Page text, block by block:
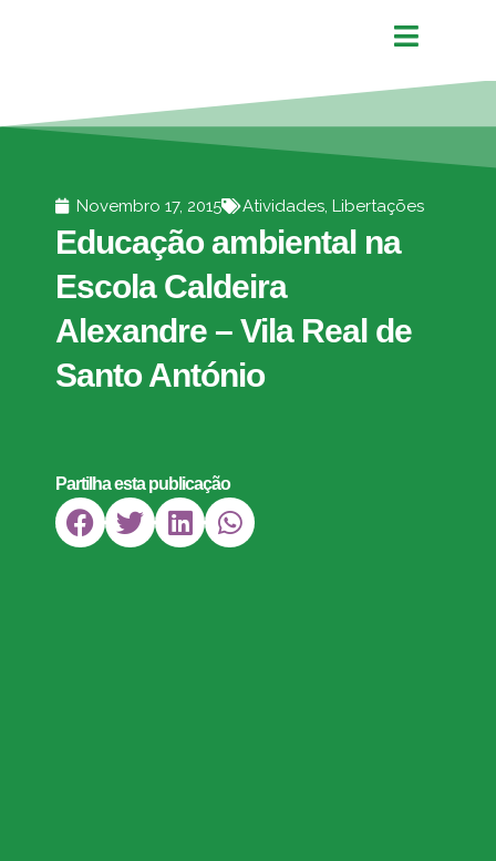
Novembro 17, 2015 Atividades, Libertações
Educação ambiental na
Escola Caldeira
Alexandre – Vila Real de
Santo António
Partilha esta publicação